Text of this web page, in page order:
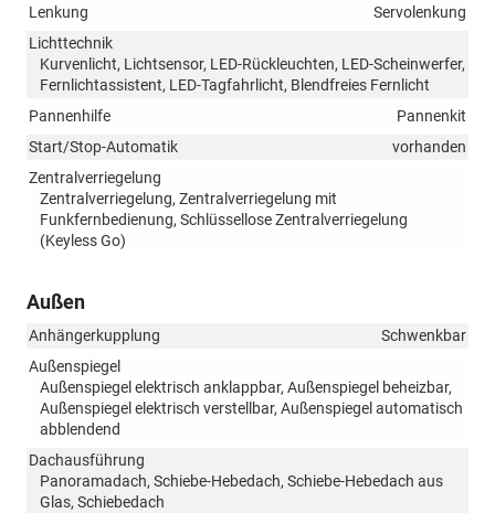
Lenkung
Servolenkung
Lichttechnik
Kurvenlicht, Lichtsensor, LED-Rückleuchten, LED-Scheinwerfer,
Fernlichtassistent, LED-Tagfahrlicht, Blendfreies Fernlicht
Pannenhilfe
Pannenkit
Start/Stop-Automatik
vorhanden
Zentralverriegelung
Zentralverriegelung, Zentralverriegelung mit
Funkfernbedienung, Schlüssellose Zentralverriegelung
(Keyless Go)
Außen
Anhängerkupplung
Schwenkbar
Außenspiegel
Außenspiegel elektrisch anklappbar, Außenspiegel beheizbar,
Außenspiegel elektrisch verstellbar, Außenspiegel automatisch
abblendend
Dachausführung
Panoramadach, Schiebe-Hebedach, Schiebe-Hebedach aus
Glas, Schiebedach